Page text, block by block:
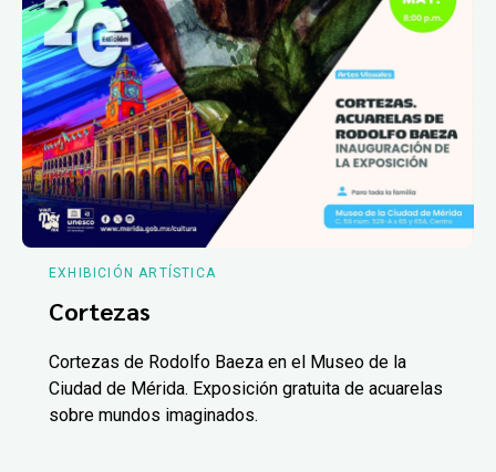
EXHIBICIÓN ARTÍSTICA
Cortezas
Cortezas de Rodolfo Baeza en el Museo de la
Ciudad de Mérida. Exposición gratuita de acuarelas
sobre mundos imaginados.